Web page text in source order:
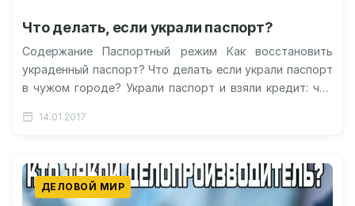
Что делать, если украли паспорт?
Содержание Паспортный режим Как восстановить
украденный паспорт? Что делать если украли паспорт
в чужом городе? Украли паспорт и взяли кредит: что
14.01.2017
ДЕЛОВОЙ МИР